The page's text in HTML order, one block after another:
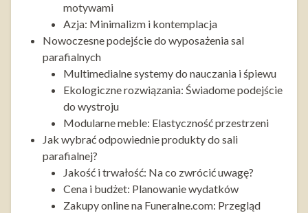
motywami
Azja: Minimalizm i kontemplacja
Nowoczesne podejście do wyposażenia sal
parafialnych
Multimedialne systemy do nauczania i śpiewu
Ekologiczne rozwiązania: Świadome podejście
do wystroju
Modularne meble: Elastyczność przestrzeni
Jak wybrać odpowiednie produkty do sali
parafialnej?
Jakość i trwałość: Na co zwrócić uwagę?
Cena i budżet: Planowanie wydatków
Zakupy online na Funeralne.com: Przegląd